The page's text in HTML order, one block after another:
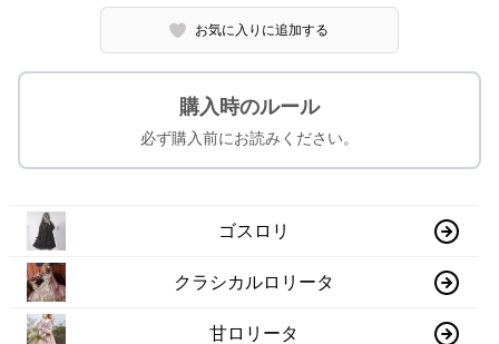
お気に入りに追加する
購入時のルール
必ず購入前にお読みください。
ゴスロリ
クラシカルロリータ
甘ロリータ